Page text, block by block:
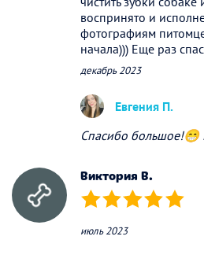
воспринято и
фотографиям
начала))) Еще раз
декабрь 2023
Евгения П.
Спасибо большое!😁
Виктория В.
(*) (*) (*) (*) (*)
июль 2023